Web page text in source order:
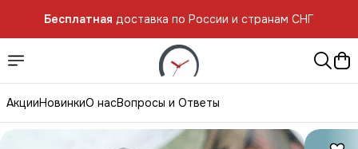
Бесплатная доставка по России и странам СНГ
АкцииНовинкиО насВопросы и Ответы